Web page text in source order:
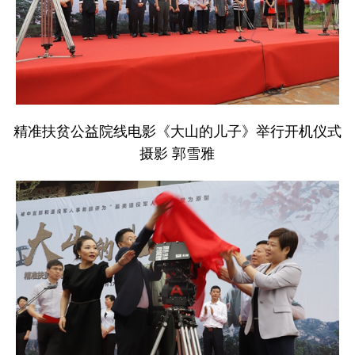
精准扶贫公益院线电影《大山的儿子》举行开机仪式
摄影 郭雪雅